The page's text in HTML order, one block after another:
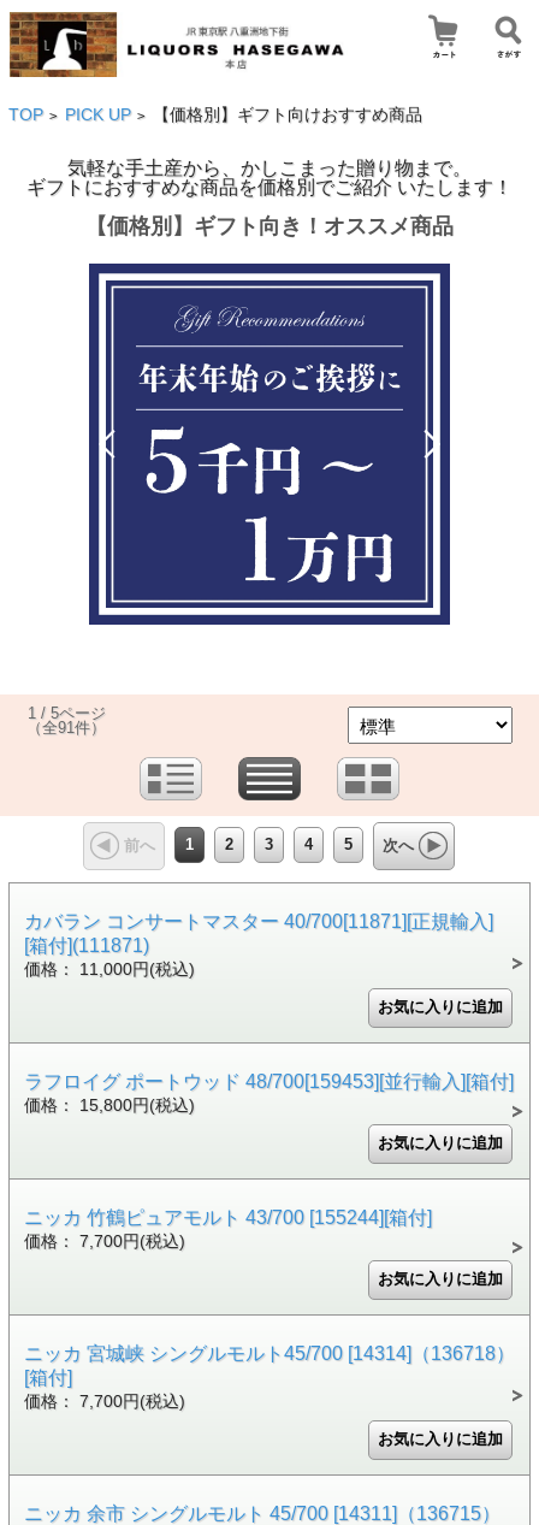
TOP > PICK UP > 【価格別】ギフト向けおすすめ商品
気軽な手土産から、かしこまった贈り物まで。
ギフトにおすすめな商品を価格別でご紹介 いたします！
1 / 5ページ
（全91件）
前へ 1 2 3 4 5 次へ
カバラン コンサートマスター 40/700[11871][正規輸入]
[箱付](111871)
価格： 11,000円(税込)
ラフロイグ ポートウッド 48/700[159453][並行輸入][箱付]
価格： 15,800円(税込)
ニッカ 竹鶴ピュアモルト 43/700 [155244][箱付]
価格： 7,700円(税込)
ニッカ 宮城峡 シングルモルト45/700 [14314]（136718）
[箱付]
価格： 7,700円(税込)
ニッカ 余市 シングルモルト 45/700 [14311]（136715）